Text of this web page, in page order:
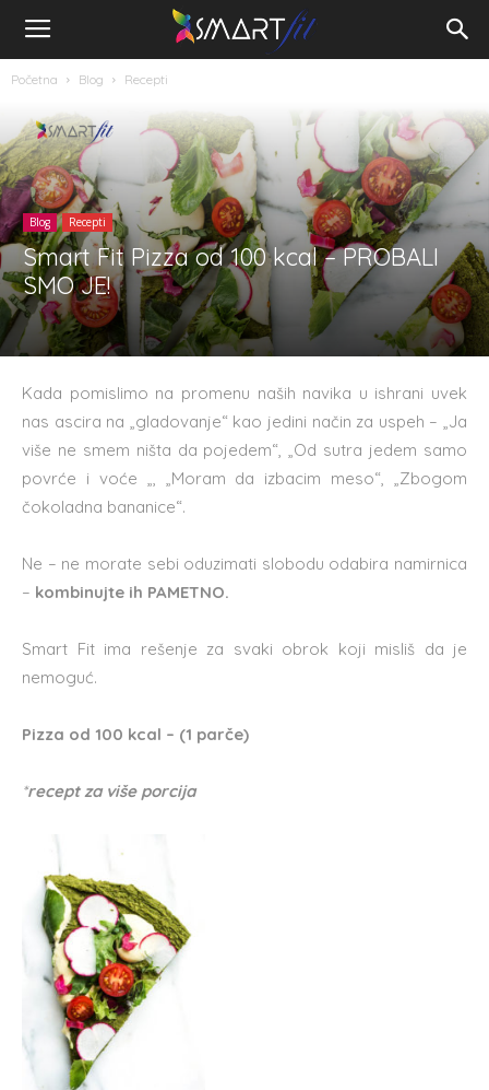
Početna Blog Recepti
Blog Recepti
Smart Fit Pizza od 100 kcal – PROBALI
SMO JE!
Kada pomislimo na promenu naših navika u ishrani uvek
nas ascira na „gladovanje“ kao jedini način za uspeh – „Ja
više ne smem ništa da pojedem“, „Od sutra jedem samo
povrće i voće „, „Moram da izbacim meso“, „Zbogom
čokoladna bananice“.
Ne – ne morate sebi oduzimati slobodu odabira namirnica
– kombinujte ih PAMETNO.
Smart Fit ima rešenje za svaki obrok koji misliš da je
nemoguć.
Pizza od 100 kcal – (1 parče)
*recept za više porcija